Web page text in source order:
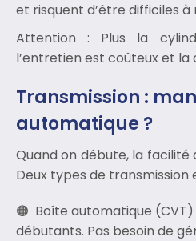
et risquent d’être difficiles à
Attention : Plus la
l’entretien est coûteux et la
Transmission :
automatique ?
Quand on débute, la facilité
Deux types de transmission
Boîte automatique (CVT)
débutants. Pas besoin de